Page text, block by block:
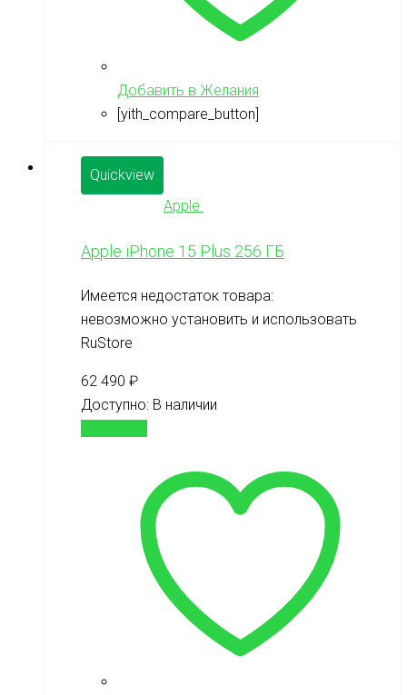
Добавить в Желания
[yith_compare_button]
Quickview
Apple
Apple iPhone 15 Plus 256 ГБ
Имеется недостаток товара:
невозможно установить и использовать
RuStore
62 490 ₽
Доступно: В наличии